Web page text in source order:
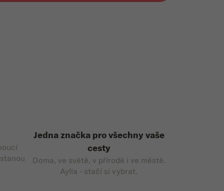
Jedna značka pro všechny vaše
cesty
Doma, ve světě, v přírodě i ve městě.
Aylla - stačí si vybrat.